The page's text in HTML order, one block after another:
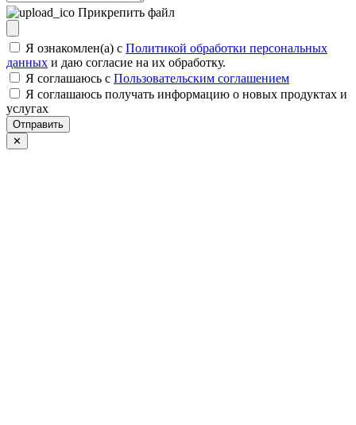
Прикрепить файл
Я ознакомлен(а) с Политикой обработки персональных
данных и даю согласие на их обработку.
Я соглашаюсь c Пользовательским соглашением
Я соглашаюсь получать информацию о новых продуктах и
услугах
Отправить
✕